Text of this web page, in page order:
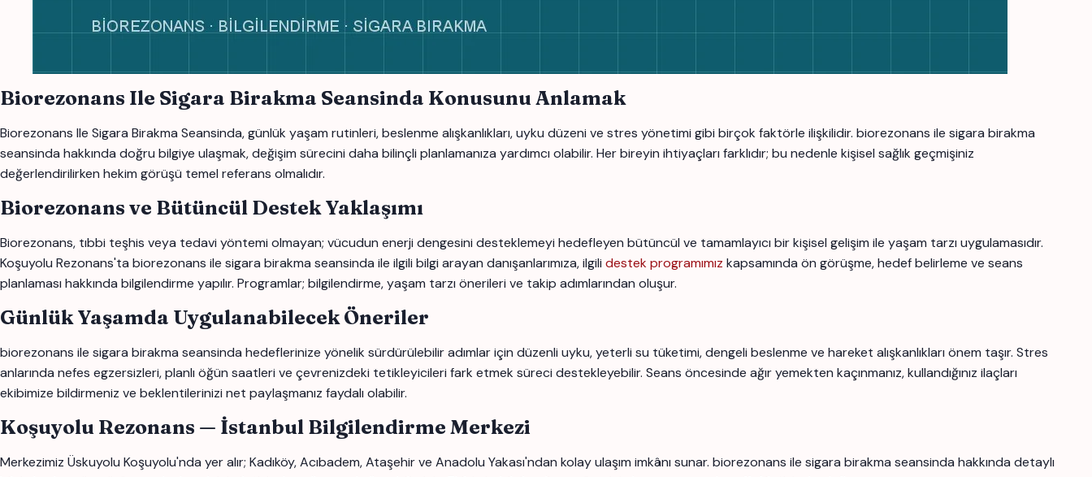
Biorezonans Ile Sigara Birakma Seansinda Konusunu Anlamak
Biorezonans Ile Sigara Birakma Seansinda, günlük yaşam rutinleri, beslenme alışkanlıkları, uyku düzeni ve stres yönetimi gibi birçok faktörle ilişkilidir. biorezonans ile sigara birakma
seansinda hakkında doğru bilgiye ulaşmak, değişim sürecini daha bilinçli planlamanıza yardımcı olabilir. Her bireyin ihtiyaçları farklıdır; bu nedenle kişisel sağlık geçmişiniz
değerlendirilirken hekim görüşü temel referans olmalıdır.
Biorezonans ve Bütüncül Destek Yaklaşımı
Biorezonans, tıbbi teşhis veya tedavi yöntemi olmayan; vücudun enerji dengesini desteklemeyi hedefleyen bütüncül ve tamamlayıcı bir kişisel gelişim ile yaşam tarzı uygulamasıdır.
Koşuyolu Rezonans'ta biorezonans ile sigara birakma seansinda ile ilgili bilgi arayan danışanlarımıza, ilgili destek programımız kapsamında ön görüşme, hedef belirleme ve seans
planlaması hakkında bilgilendirme yapılır. Programlar; bilgilendirme, yaşam tarzı önerileri ve takip adımlarından oluşur.
Günlük Yaşamda Uygulanabilecek Öneriler
biorezonans ile sigara birakma seansinda hedeflerinize yönelik sürdürülebilir adımlar için düzenli uyku, yeterli su tüketimi, dengeli beslenme ve hareket alışkanlıkları önem taşır. Stres
anlarında nefes egzersizleri, planlı öğün saatleri ve çevrenizdeki tetikleyicileri fark etmek süreci destekleyebilir. Seans öncesinde ağır yemekten kaçınmanız, kullandığınız ilaçları
ekibimize bildirmeniz ve beklentilerinizi net paylaşmanız faydalı olabilir.
Koşuyolu Rezonans — İstanbul Bilgilendirme Merkezi
Merkezimiz Üskuyolu Koşuyolu'nda yer alır; Kadıköy, Acıbadem, Ataşehir ve Anadolu Yakası'ndan kolay ulaşım imkânı sunar. biorezonans ile sigara birakma seansinda hakkında detaylı